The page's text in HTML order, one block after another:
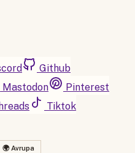
Github
Mastodon
Pinterest
Tiktok
🌍 Avrupa